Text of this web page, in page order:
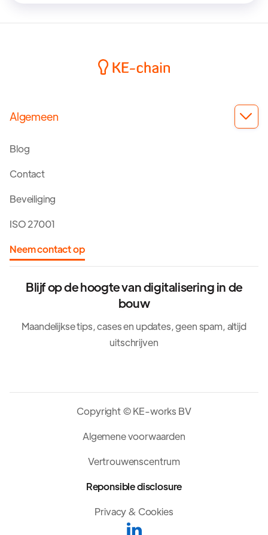
Algemeen 
Blog
Contact
Beveiliging
ISO 27001
Neem contact op
Blijf op de hoogte van digitalisering in de
bouw
Maandelijkse tips, cases en updates, geen spam, altijd
uitschrijven
Copyright © KE-works BV
Algemene voorwaarden
Vertrouwenscentrum
Reponsible disclosure
Privacy & Cookies